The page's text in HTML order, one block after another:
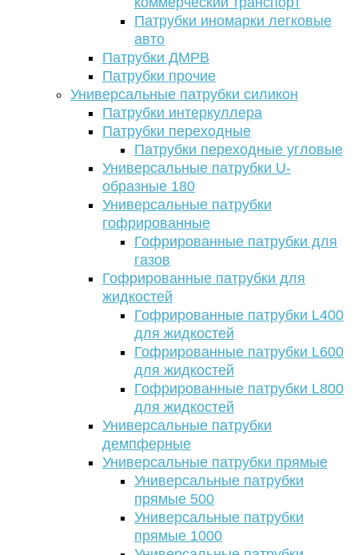
Патрубки иномарки легковые
авто
Патрубки ДМРВ
Патрубки прочие
Универсальные патрубки силикон
Патрубки интеркуллера
Патрубки переходные
Патрубки переходные угловые
Универсальные патрубки U-
образные 180
Универсальные патрубки
гофрированные
Гофрированные патрубки для
газов
Гофрированные патрубки для
жидкостей
Гофрированные патрубки L400
для жидкостей
Гофрированные патрубки L600
для жидкостей
Гофрированные патрубки L800
для жидкостей
Универсальные патрубки
демпферные
Универсальные патрубки прямые
Универсальные патрубки
прямые 500
Универсальные патрубки
прямые 1000